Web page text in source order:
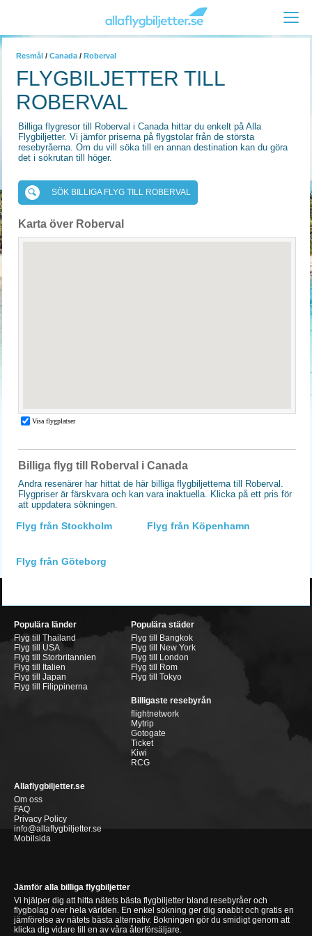
Resmål / Canada / Roberval
FLYGBILJETTER TILL
ROBERVAL
Billiga flygresor till Roberval i Canada hittar du enkelt på Alla
Flygbiljetter. Vi jämför priserna på flygstolar från de största
resebyråerna. Om du vill söka till en annan destination kan du göra
det i sökrutan till höger.
SÖK BILLIGA FLYG TILL ROBERVAL
Karta över Roberval
Billiga flyg till Roberval i Canada
Andra resenärer har hittat de här billiga flygbiljetterna till Roberval.
Flygpriser är färskvara och kan vara inaktuella. Klicka på ett pris för
att uppdatera sökningen.
Flyg från Stockholm Flyg från Köpenhamn
Flyg från Göteborg
Populära länder
Flyg till Thailand
Flyg till USA
Flyg till Storbritannien
Flyg till Italien
Flyg till Japan
Flyg till Filippinerna
Populära städer
Flyg till Bangkok
Flyg till New York
Flyg till London
Flyg till Rom
Flyg till Tokyo
Billigaste resebyrån
flightnetwork
Mytrip
Gotogate
Ticket
Kiwi
RCG
Allaflygbiljetter.se
Om oss
FAQ
Privacy Policy
info@allaflygbiljetter.se
Mobilsida
Jämför alla billiga flygbiljetter
Vi hjälper dig att hitta nätets bästa flygbiljetter bland resebyråer och
flygbolag över hela världen. En enkel sökning ger dig snabbt och gratis en
jämförelse av nätets bästa alternativ. Bokningen gör du smidigt genom att
klicka dig vidare till en av våra återförsäljare.